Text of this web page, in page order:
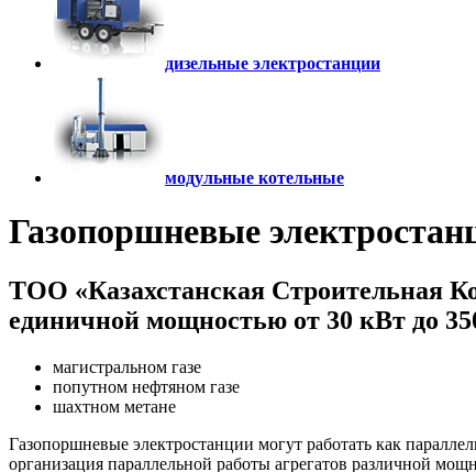
дизельные электростанции
модульные котельные
Газопоршневые
ТОО «Казахстанская Строительная
единичной мощностью от 30 кВт до
магистральном газе
попутном нефтяном газе
шахтном метане
Газопоршневые электростанции могут работать как
организация параллельной работы агрегатов различной